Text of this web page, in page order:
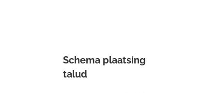
Schema plaatsing
talud